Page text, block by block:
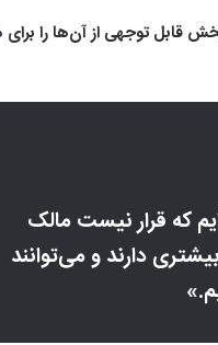
قابل توجهی از آن‌ها را
که قرار نیست مالک
دارند و می‌توانند